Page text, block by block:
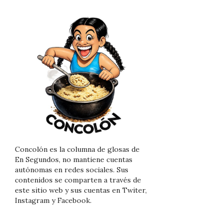
Concolón es la columna de glosas de
En Segundos, no mantiene cuentas
autónomas en redes sociales. Sus
contenidos se comparten a través de
este sitio web y sus cuentas en Twiter,
Instagram y Facebook.